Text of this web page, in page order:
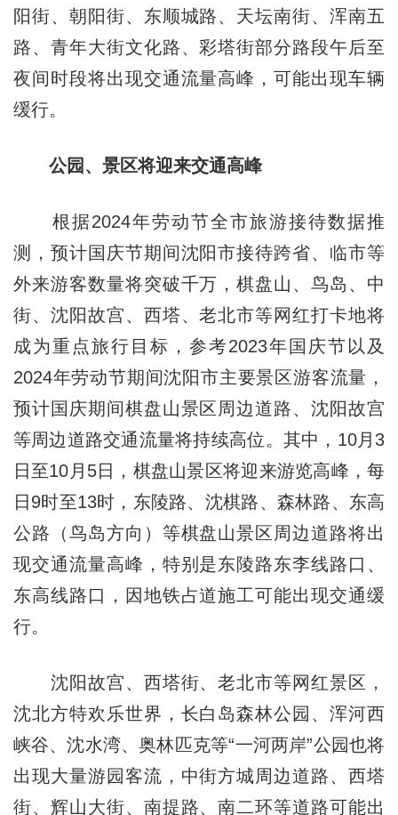
阳街、朝阳街、东顺城路、天坛南街、浑南五
路、青年大街文化路、彩塔街部分路段午后至
夜间时段将出现交通流量高峰，可能出现车辆
缓行。
公园、景区将迎来交通高峰
根据2024年劳动节全市旅游接待数据推
测，预计国庆节期间沈阳市接待跨省、临市等
外来游客数量将突破千万，棋盘山、鸟岛、中
街、沈阳故宫、西塔、老北市等网红打卡地将
成为重点旅行目标，参考2023年国庆节以及
2024年劳动节期间沈阳市主要景区游客流量，
预计国庆期间棋盘山景区周边道路、沈阳故宫
等周边道路交通流量将持续高位。其中，10月3
日至10月5日，棋盘山景区将迎来游览高峰，每
日9时至13时，东陵路、沈棋路、森林路、东高
公路（鸟岛方向）等棋盘山景区周边道路将出
现交通流量高峰，特别是东陵路东李线路口、
东高线路口，因地铁占道施工可能出现交通缓
行。
沈阳故宫、西塔街、老北市等网红景区，
沈北方特欢乐世界，长白岛森林公园、浑河西
峡谷、沈水湾、奥林匹克等“一河两岸”公园也将
出现大量游园客流，中街方城周边道路、西塔
街、辉山大街、南提路、南二环等道路可能出